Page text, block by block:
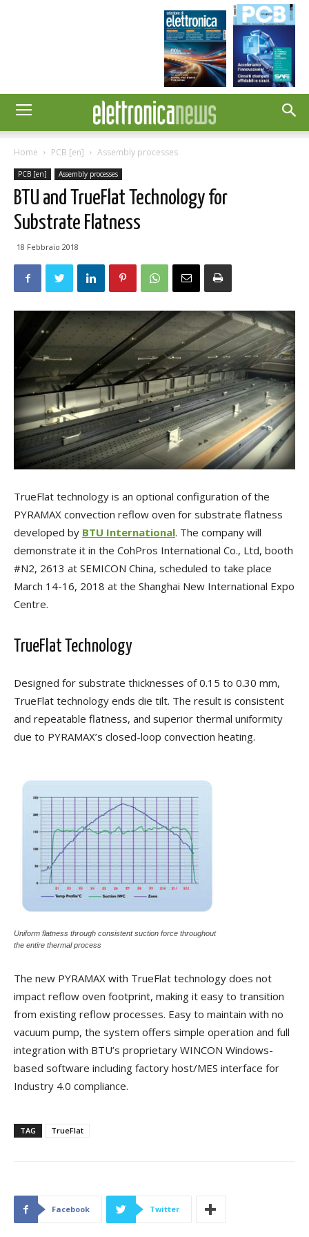
Home PCB [en] Assembly processes
PCB [en] Assembly processes
BTU and TrueFlat Technology for
Substrate Flatness
18 Febbraio 2018
TrueFlat technology is an optional configuration of the
PYRAMAX convection reflow oven for substrate flatness
developed by BTU International. The company will
demonstrate it in the CohPros International Co., Ltd, booth
#N2, 2613 at SEMICON China, scheduled to take place
March 14-16, 2018 at the Shanghai New International Expo
Centre.
TrueFlat Technology
Designed for substrate thicknesses of 0.15 to 0.30 mm,
TrueFlat technology ends die tilt. The result is consistent
and repeatable flatness, and superior thermal uniformity
due to PYRAMAX’s closed-loop convection heating.
Uniform flatness through consistent suction force throughout
the entire thermal process
The new PYRAMAX with TrueFlat technology does not
impact reflow oven footprint, making it easy to transition
from existing reflow processes. Easy to maintain with no
vacuum pump, the system offers simple operation and full
integration with BTU’s proprietary WINCON Windows-
based software including factory host/MES interface for
Industry 4.0 compliance.
TAG TrueFlat
Facebook Twitter